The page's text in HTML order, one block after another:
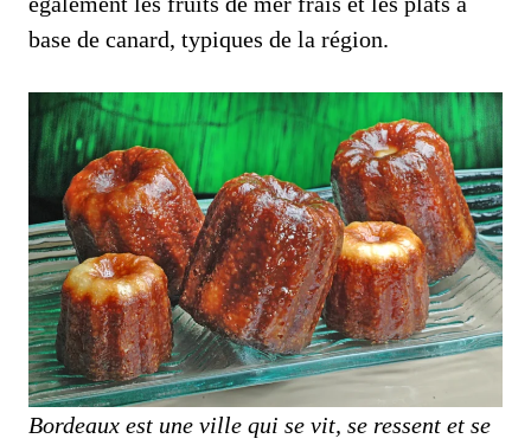
base de canard, typiques de la région.
Bordeaux est une ville qui se vit, se ressent et se